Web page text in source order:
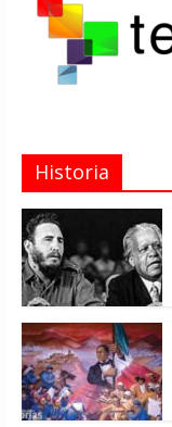
Historia